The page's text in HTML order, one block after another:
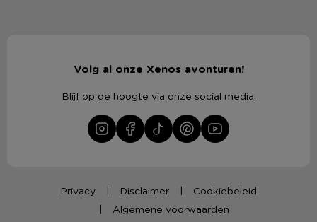
Volg al onze Xenos avonturen!
Blijf op de hoogte via onze social media.
Privacy Disclaimer
Cookiebeleid
Algemene voorwaarden